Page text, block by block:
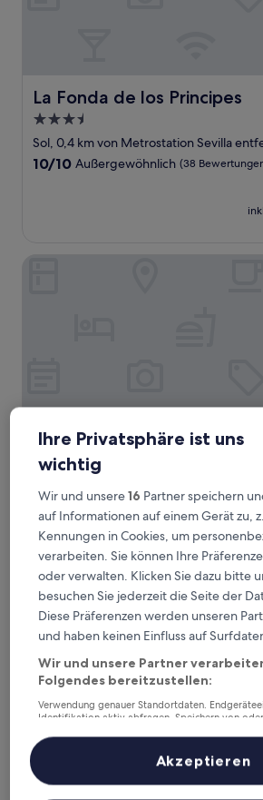
La Fonda de los Principes
La Fonda de los Principes
3.5-
Sterne-
Unterkunft
Sol, 0,4 km von Metrostation Sevilla
10.0
10/10 Außergewöhnlich (38
Hotel Regina
Hotel Regina
4.0-
Sterne-
Unterkunft
Sol, weniger als 0,1 km von
9.8
von
10,
Außergewöhnlich,
(2.328
9,8/10 Außergewöhnlich (2.328
DoubleTree by Hilton Madrid-Prado
Ihre Privatsphäre ist uns
wichtig
Wir und unsere16 Partner speichern
auf Informationen auf einem Gerät zu,
Kennungen in Cookies, um
verarbeiten. Sie können Ihre
oder verwalten. Klicken Sie dazu bitte
besuchen Sie jederzeit die Seite der
Diese Präferenzen werden unseren
und haben keinen Einfluss auf
Wir und unsere Partner
Folgendes bereitzustellen:
Verwendung genauer Standortdaten.
Identifikation aktiv abfragen. Speichern von
Inhalte, Messung von Werbeleistung und der
Zielgruppenforschung sowie Entwicklung und
Liste der Partner (Lieferanten)
Akzeptieren